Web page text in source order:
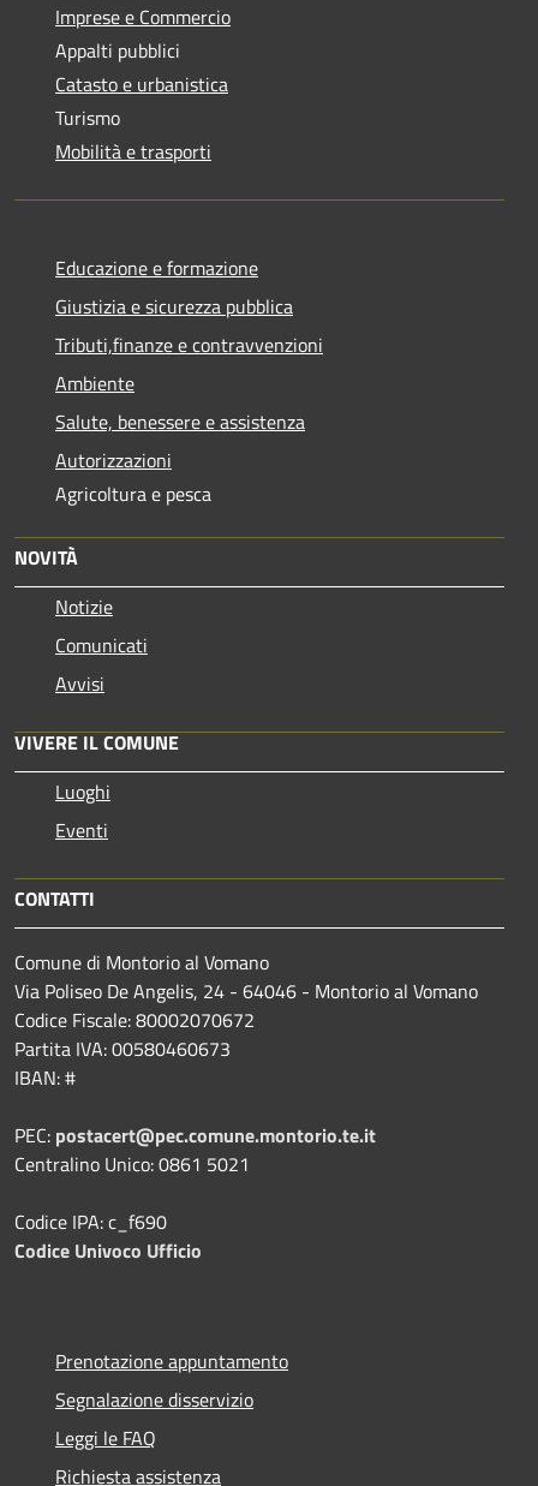
Imprese e Commercio
Appalti pubblici
Catasto e urbanistica
Turismo
Mobilità e trasporti
Educazione e formazione
Giustizia e sicurezza pubblica
Tributi,finanze e contravvenzioni
Ambiente
Salute, benessere e assistenza
Autorizzazioni
Agricoltura e pesca
NOVITÀ
Notizie
Comunicati
Avvisi
VIVERE IL COMUNE
Luoghi
Eventi
CONTATTI
Comune di Montorio al Vomano
Via Poliseo De Angelis, 24 - 64046 - Montorio al Vomano
Codice Fiscale: 80002070672
Partita IVA: 00580460673
IBAN: #
PEC: postacert@pec.comune.montorio.te.it
Centralino Unico: 0861 5021
Codice IPA: c_f690
Codice Univoco Ufficio
Prenotazione appuntamento
Segnalazione disservizio
Leggi le FAQ
Richiesta assistenza